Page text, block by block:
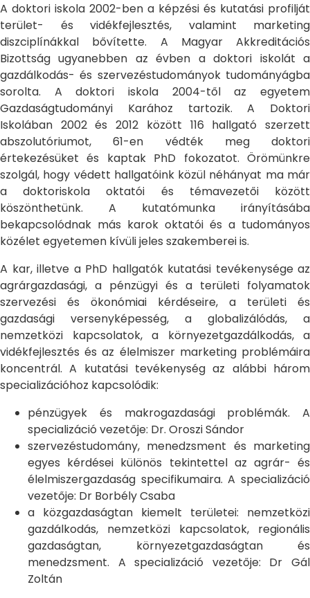
A doktori iskola 2002-ben a képzési és kutatási profilját
terület- és vidékfejlesztés, valamint marketing
diszciplínákkal bővítette. A Magyar Akkreditációs
Bizottság ugyanebben az évben a doktori iskolát a
gazdálkodás- és szervezéstudományok tudományágba
sorolta. A doktori iskola 2004-től az egyetem
Gazdaságtudományi Karához tartozik. A Doktori
Iskolában 2002 és 2012 között 116 hallgató szerzett
abszolutóriumot, 61-en védték meg doktori
értekezésüket és kaptak PhD fokozatot. Örömünkre
szolgál, hogy védett hallgatóink közül néhányat ma már
a doktoriskola oktatói és témavezetői között
köszönthetünk. A kutatómunka irányításába
bekapcsolódnak más karok oktatói és a tudományos
közélet egyetemen kívüli jeles szakemberei is.
A kar, illetve a PhD hallgatók kutatási tevékenysége az
agrárgazdasági, a pénzügyi és a területi folyamatok
szervezési és ökonómiai kérdéseire, a területi és
gazdasági versenyképesség, a globalizálódás, a
nemzetközi kapcsolatok, a környezetgazdálkodás, a
vidékfejlesztés és az élelmiszer marketing problémáira
koncentrál. A kutatási tevékenység az alábbi három
specializációhoz kapcsolódik:
pénzügyek és makrogazdasági problémák. A
specializáció vezetője: Dr. Oroszi Sándor
szervezéstudomány, menedzsment és marketing
egyes kérdései különös tekintettel az agrár- és
élelmiszergazdaság specifikumaira. A specializáció
vezetője: Dr Borbély Csaba
a közgazdaságtan kiemelt területei: nemzetközi
gazdálkodás, nemzetközi kapcsolatok, regionális
gazdaságtan, környezetgazdaságtan és
menedzsment. A specializáció vezetője: Dr Gál
Zoltán